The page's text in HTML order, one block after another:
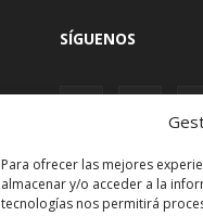
Para ofrecer las mejores
almacenar y/o acceder a la
tecnologías nos permitirá
SÍGUENOS